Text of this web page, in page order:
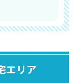
エリア